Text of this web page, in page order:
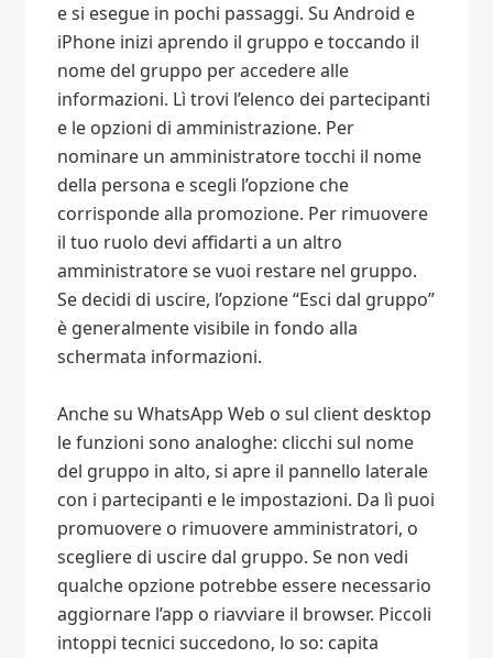
e si esegue in pochi passaggi. Su Android e
iPhone inizi aprendo il gruppo e toccando il
nome del gruppo per accedere alle
informazioni. Lì trovi l’elenco dei partecipanti
e le opzioni di amministrazione. Per
nominare un amministratore tocchi il nome
della persona e scegli l’opzione che
corrisponde alla promozione. Per rimuovere
il tuo ruolo devi affidarti a un altro
amministratore se vuoi restare nel gruppo.
Se decidi di uscire, l’opzione “Esci dal gruppo”
è generalmente visibile in fondo alla
schermata informazioni.
Anche su WhatsApp Web o sul client desktop
le funzioni sono analoghe: clicchi sul nome
del gruppo in alto, si apre il pannello laterale
con i partecipanti e le impostazioni. Da lì puoi
promuovere o rimuovere amministratori, o
scegliere di uscire dal gruppo. Se non vedi
qualche opzione potrebbe essere necessario
aggiornare l’app o riavviare il browser. Piccoli
intoppi tecnici succedono, lo so: capita